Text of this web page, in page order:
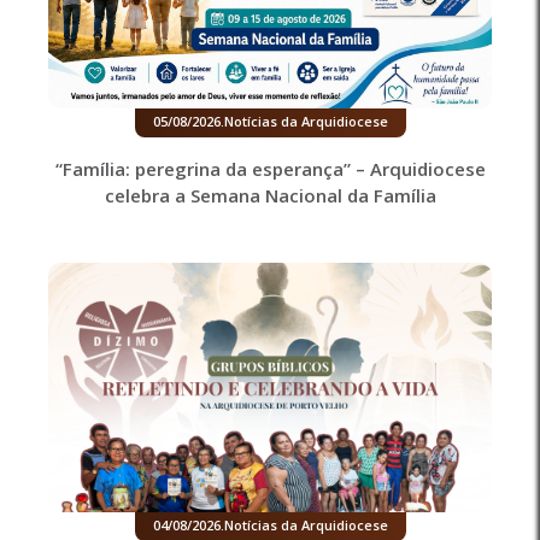
05/08/2026. Notícias da Arquidiocese
“Família: peregrina da esperança” – Arquidiocese
celebra a Semana Nacional da Família
04/08/2026. Notícias da Arquidiocese